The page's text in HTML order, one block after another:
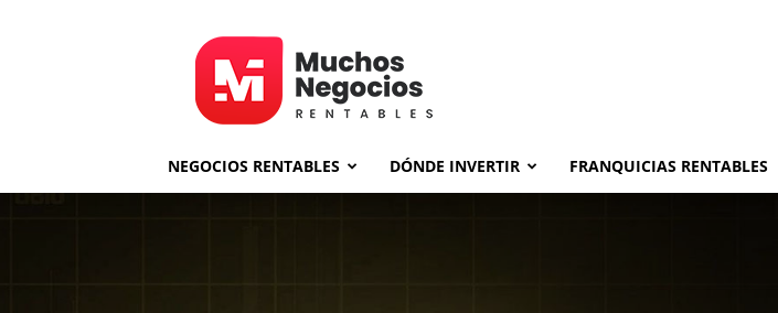
NEGOCIOS RENTABLES DÓNDE INVERTIR FRANQUICIAS RENTABLES